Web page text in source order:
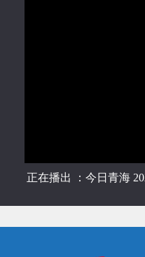
正在播出 ：今日青海